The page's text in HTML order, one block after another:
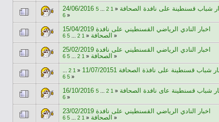
2016 اخبار شباب قسنطينة على نافدة الصحافة«
1
2
...
5
6»
15/04/2019 اخبار النادي الرياضي القسنطيني على نافدة
الصحافة«
1
2
...
5
6 »
25/02/2019 اخبار النادي الرياضي القسنطيني على نافدة
الصحافة «
1
2
...
5
6 »
شباب قسنطينة على نافذة الصحافة 11/07/20151 «
1
2
5
6 »
2016 اخبار شباب قسنطينة عاى نافدة الصحافة«
1
2
...
5
6»
23/02/2019 اخبار النادي الرياضي القسنطيني على نافدة
الصحافة«
1
2
...
5
6 »